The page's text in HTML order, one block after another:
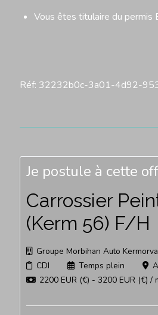
Vous êtes titulaire du permis
Réf: 32232b0c-3a01-4d92-
Je postule à cette
Carrossier
(Kerm 56) F/H
Groupe Morbihan Auto
CDI
Temps plein
2200 EUR (€) - 3200 EUR (€) /